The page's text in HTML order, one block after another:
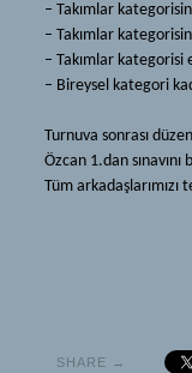
About
News
Documents
Links
Iaido and
Dojo
Mon
About
– Takımlar
– Takımlar
– Takımlar
– Bireysel kategori
Turnuva sonrası
Özcan 1.dan
Tüm arkadaşlarımızı
SHARE →